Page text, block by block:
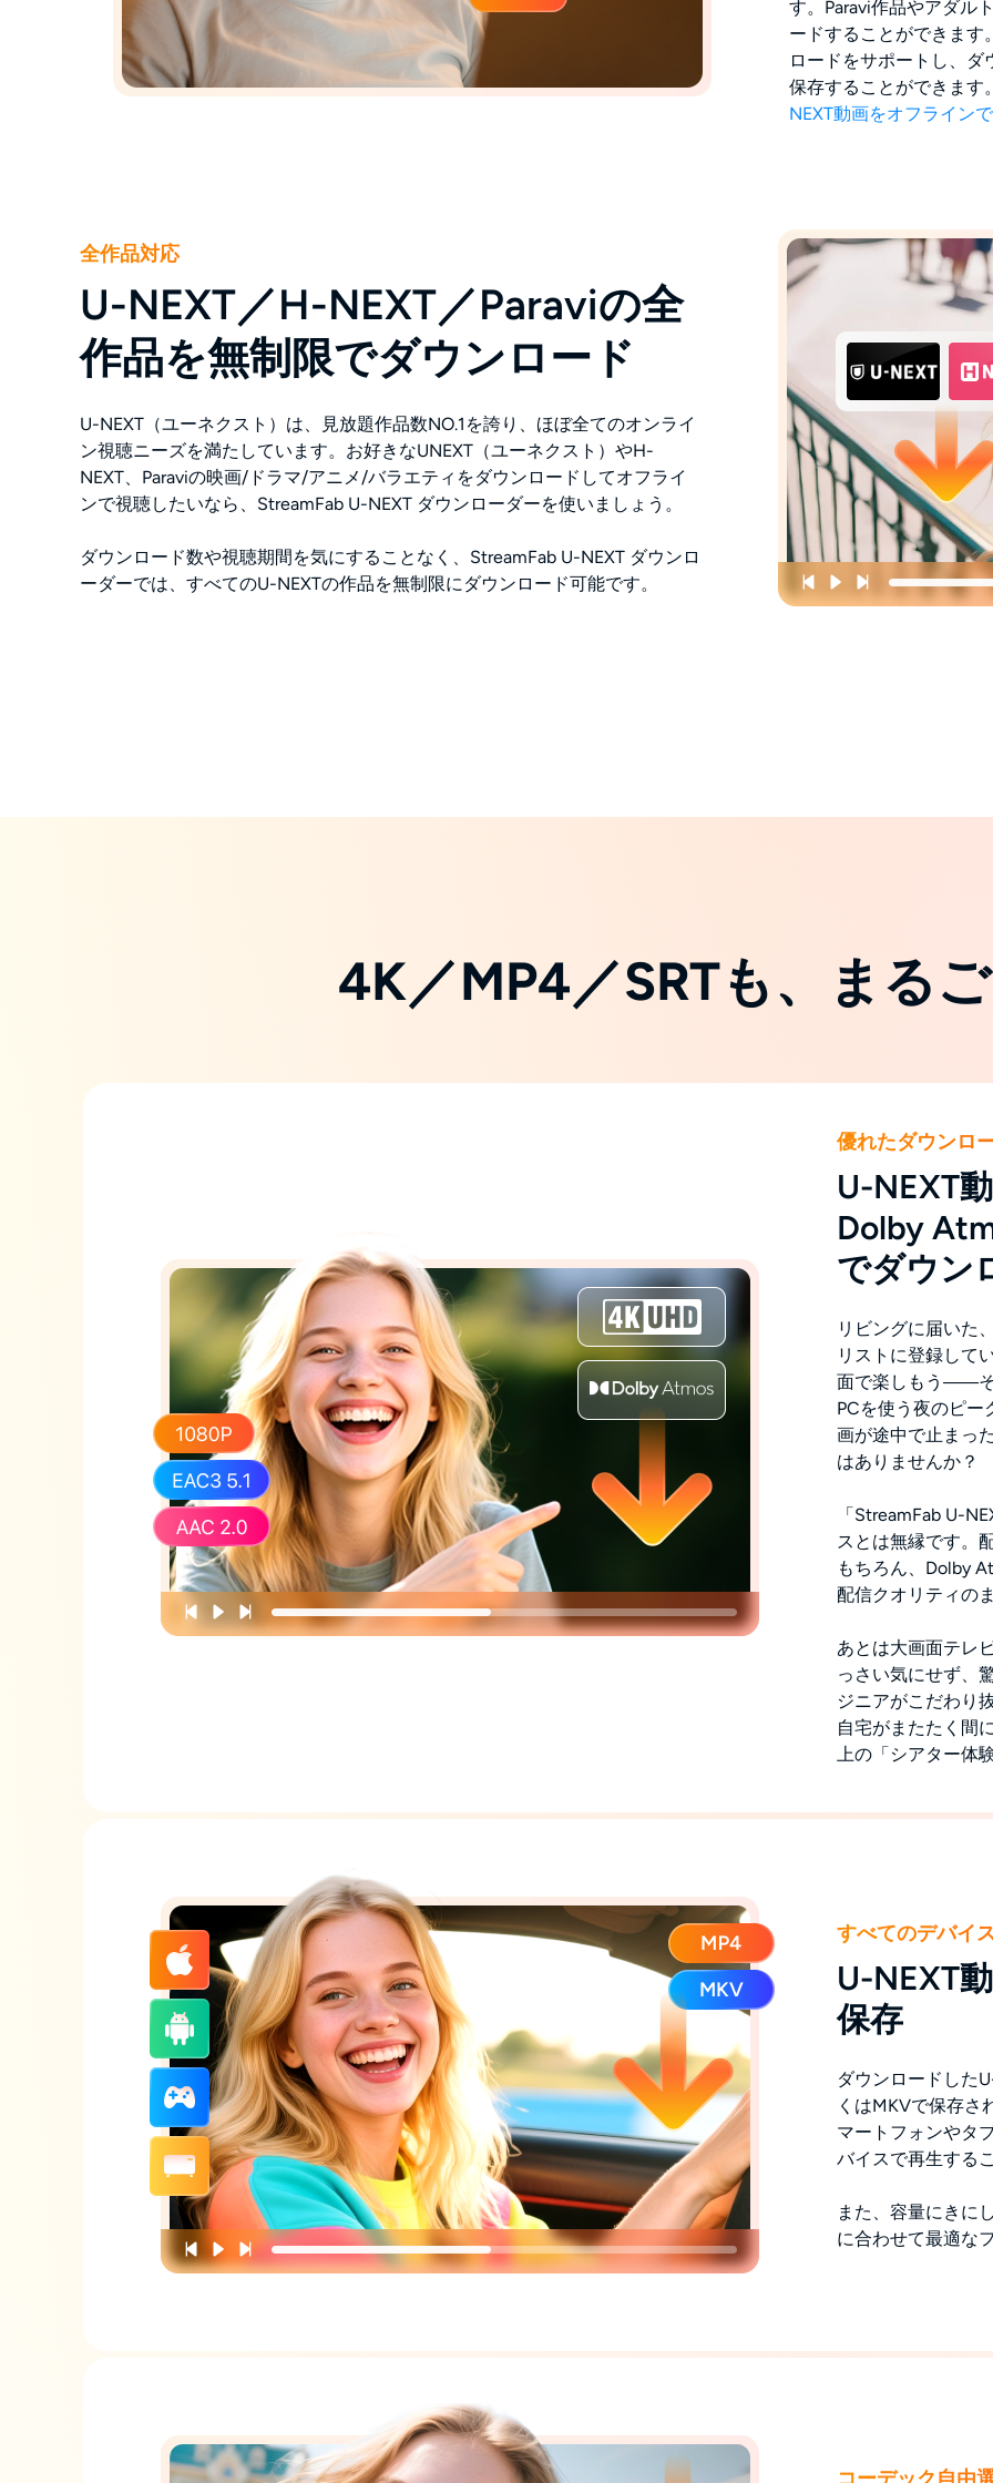
す。Paravi作品やアダル
ードすることができま
ロードをサポートし、
保存することができます
NEXT動画をオフライン
全作品対応
U-NEXT／H-NEXT／Paraviの全
作品を無制限でダウンロード
U-NEXT（ユーネクスト）は、見放題作品数NO.1を誇り、ほぼ全てのオンライ
ン視聴ニーズを満たしています。お好きなUNEXT（ユーネクスト）やH-
NEXT、Paraviの映画/ドラマ/アニメ/バラエティをダウンロードしてオフライ
ンで視聴したいなら、StreamFab U-NEXT ダウンローダーを使いましょう。
ダウンロード数や視聴期間を気にすることなく、StreamFab U-NEXT ダウンロ
ーダーでは、すべてのU-NEXTの作品を無制限にダウンロード可能です。
4K／MP4／SRTも、まる
優れたダウンロ
U-NEXT
Dolby
でダウン
リビングに届いた
リストに登録して
面で楽しもう――そ
PCを使う夜のピー
画が途中で止まっ
はありませんか？
「StreamFab U-
スとは無縁です。
もちろん、Dolby
配信クオリティの
あとは大画面テレ
っさい気にせず、
ジニアがこだわり
自宅がまたたく間
上の「シアター体
すべてのデバイ
U-NEXT
保存
ダウンロードした
くはMKVで保存さ
マートフォンやタ
バイスで再生する
また、容量にきに
に合わせて最適な